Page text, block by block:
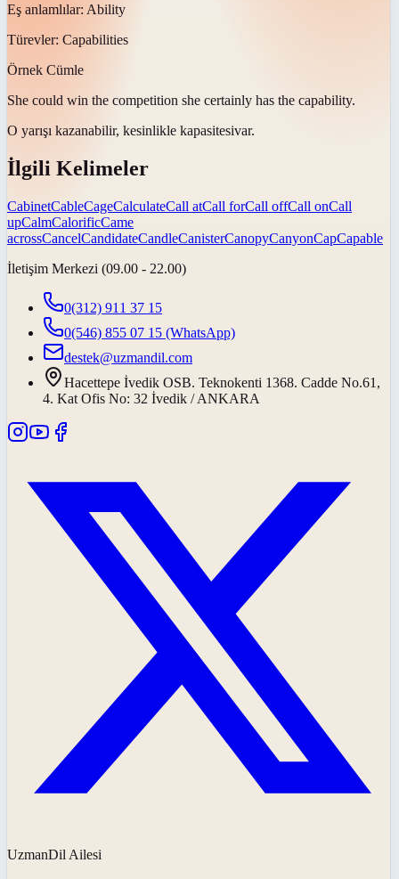
Eş anlamlılar: Ability
Türevler: Capabilities
Örnek Cümle
She could win the competition she certainly has the capability.
O yarışı kazanabilir, kesinlikle kapasitesivar.
İlgili Kelimeler
CabinetCableCageCalculateCall atCall forCall offCall onCall
upCalmCalorificCame
acrossCancelCandidateCandleCanisterCanopyCanyonCapCapable
İletişim Merkezi (09.00 - 22.00)
0(312) 911 37 15
0(546) 855 07 15 (WhatsApp)
destek@uzmandil.com
Hacettepe İvedik OSB. Teknokenti 1368. Cadde No.61,
4. Kat Ofis No: 32 İvedik / ANKARA
UzmanDil Ailesi